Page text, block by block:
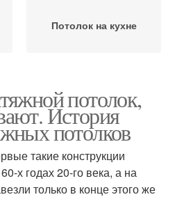
Потолок на кухне
потолок,
История
потолков
такие конструкции
х годах 20-го века, а на
только в конце этого же